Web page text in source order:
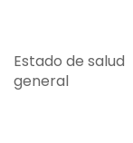
Estado de salud
general